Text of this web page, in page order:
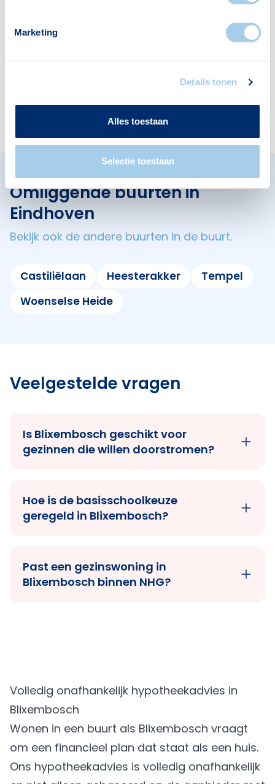
Marketing
Details tonen
Alles toestaan
Selectie toestaan
Banken Restaurants
Apotheken Cafés
Omliggende buurten in
Eindhoven
Bekijk ook de andere buurten in de buurt.
Castiliëlaan Heesterakker
Tempel
Woenselse Heide
Veelgestelde vragen
Is Blixembosch geschikt voor
gezinnen die willen doorstromen?
Hoe is de basisschoolkeuze
geregeld in Blixembosch?
Past een gezinswoning in
Blixembosch binnen NHG?
Volledig onafhankelijk hypotheekadvies in
Blixembosch
Wonen in een buurt als Blixembosch vraagt
om een financieel plan dat staat als een huis.
Ons hypotheekadvies is volledig onafhankelijk